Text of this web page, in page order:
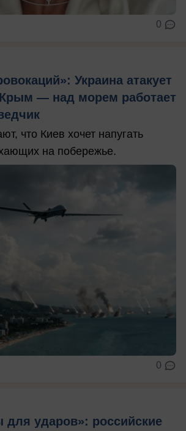
0
Украина атакует
— над морем работает
что Киев хочет напугать
на побережье.
0
для ударов»: российские